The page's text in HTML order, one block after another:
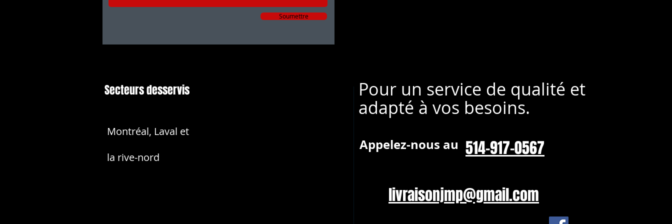
Soumettre
Secteurs desservis
Montréal, Laval et
la rive-nord
Pour un service de qualité et
adapté à vos besoins.
Appelez-nous au 514-917-0567
livraisonjmp@gmail.com